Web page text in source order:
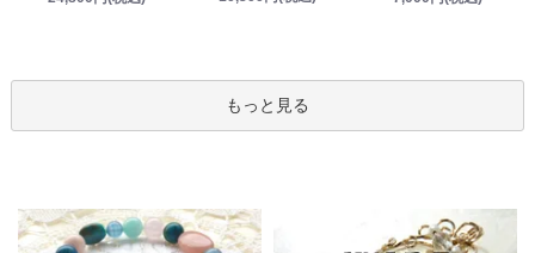
もっと見る